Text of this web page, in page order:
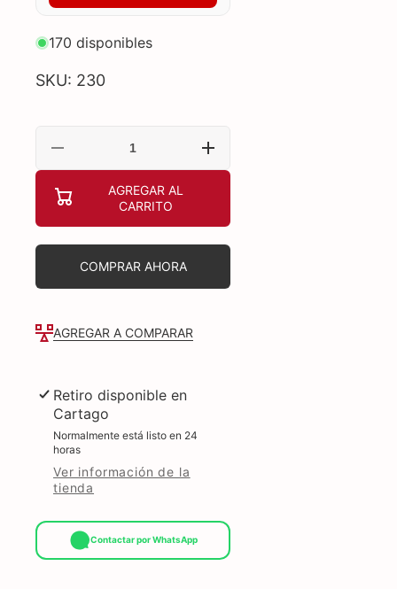
170 disponibles
SKU: 230
Reducir
GAME
PAD
GX-
17UV
BLACK
31610001400
Aumentar
GENIUS
GX-
31610001400
AGREGAR AL
CARRITO
COMPRAR AHORA
AGREGAR A COMPARAR
Retiro disponible en
Cartago
Normalmente está listo en 24
horas
Ver información de la
tienda
Contactar por WhatsApp